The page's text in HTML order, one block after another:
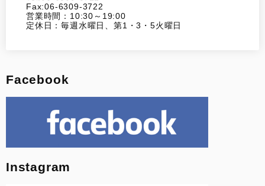
Fax:06-6309-3722
営業時間：10:30～19:00
定休日：毎週水曜日、第1・3・5火曜日
Facebook
Instagram